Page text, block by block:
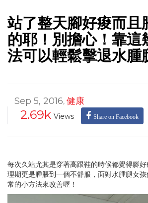
站了整天腳好痠而且
的耶！別擔心！靠這
法可以輕鬆擊退水腫
Sep 5, 2016, 健康
2.69k Views Share on Facebook
每次久站尤其是穿著高跟鞋的時候都覺得腳
理期更是腫脹到一個不舒服，面對水腫腿女
常的小方法來改善喔！